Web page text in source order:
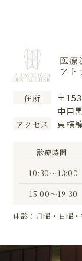
医療
アト
住所
〒
中目
アクセス 東横
診療時間
10:30〜13:00
15:00〜19:30
休診：月曜・日曜・